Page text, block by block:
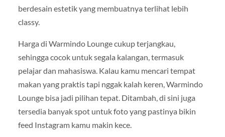
berdesain estetik yang membuatnya terlihat lebih
classy.
Harga di Warmindo Lounge cukup terjangkau,
sehingga cocok untuk segala kalangan, termasuk
pelajar dan mahasiswa. Kalau kamu mencari tempat
makan yang praktis tapi nggak kalah keren, Warmindo
Lounge bisa jadi pilihan tepat. Ditambah, di sini juga
tersedia banyak spot untuk foto yang pastinya bikin
feed Instagram kamu makin kece.